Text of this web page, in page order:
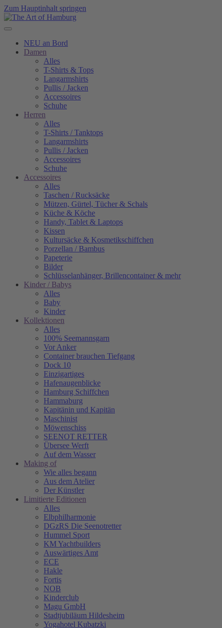
Zum Hauptinhalt springen
NEU an Bord
Damen
Alles
T-Shirts & Tops
Langarmshirts
Pullis / Jacken
Accessoires
Schuhe
Herren
Alles
T-Shirts / Tanktops
Langarmshirts
Pullis / Jacken
Accessoires
Schuhe
Accessoires
Alles
Taschen / Rucksäcke
Mützen, Gürtel, Tücher & Schals
Küche & Köche
Handy, Tablet & Laptops
Kissen
Kultursäcke & Kosmetikschiffchen
Porzellan / Bambus
Papeterie
Bilder
Schlüsselanhänger, Brillencontainer & mehr
Kinder / Babys
Alles
Baby
Kinder
Kollektionen
Alles
100% Seemannsgarn
Vor Anker
Container brauchen Tiefgang
Dock 10
Einzigartiges
Hafenaugen­blicke
Hamburg Schiffchen
Hammaburg
Kapitänin und Kapitän
Maschinist
Möwenschiss
SEENOT RETTER
Übersee Werft
Auf dem Wasser
Making of
Wie alles begann
Aus dem Atelier
Der Künstler
Limitierte Editionen
Alles
Elbphilharmonie
DGzRS Die Seenotretter
Hummel Sport
KM Yachtbuilders
Auswärtiges Amt
ECE
Hakle
Fortis
NOB
Kinderclub
Magu GmbH
Stadtjubiläum Hildesheim
Yogahotel Kubatzki